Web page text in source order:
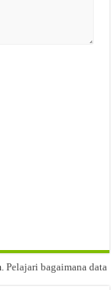
Pelajari bagaimana data